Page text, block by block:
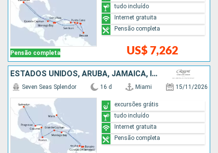
Pensão completa US$ 7,262
tudo incluído
Internet gratuita
Pensão completa
ESTADOS UNIDOS, ARUBA, JAMAICA, ISLAS CAIMÁN, HONDURAS, MÉXICO
Seven Seas Splendor 16 d Miami 15/11/2026
excursões grátis
tudo incluído
Internet gratuita
Pensão completa